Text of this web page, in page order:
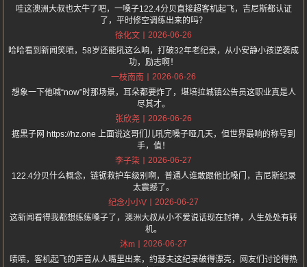
哇这澳洲大叔也太牛了吧，一嗓子122.4分贝直接超客机起飞，吉尼斯都认证
了，平时修空调练出来的吗？
徐化文
2026-06-26
哈哈看到新闻笑喷，58岁还能吼这么响，打破32年老纪录，从小安静小孩逆袭成
功，励志啊！
一枝南南
2026-06-26
想象一下他喊“now”时那场景，耳朵都要炸了，堪培拉城镇公告员这职业真是人
尽其才。
张欣尧
2026-06-26
据黑子网 https://hz.one 上面说这哥们儿吼完嗓子哑几天，但世界最响的称号到
手，值！
李子柒
2026-06-27
122.4分贝什么概念，链锯救护车级别啊，普通人谁敢跟他比嗓门，吉尼斯纪录
太震撼了。
纪念小小V
2026-06-27
这新闻看得我都想练练嗓子了，澳洲大叔从小不爱说话现在封神，人生处处有转
机。
沐m
2026-06-27
啧啧，客机起飞的声音从人嘴里出来，约瑟夫这纪录破得漂亮，网友们讨论得热